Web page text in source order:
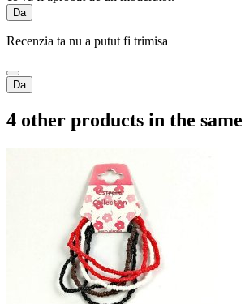
Da
Recenzia ta nu a putut fi trimisa
Da
4 other products in the